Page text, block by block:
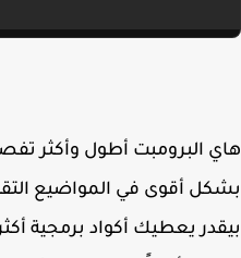
أقوى في المواضيع
يعطيك أكواد برمجية